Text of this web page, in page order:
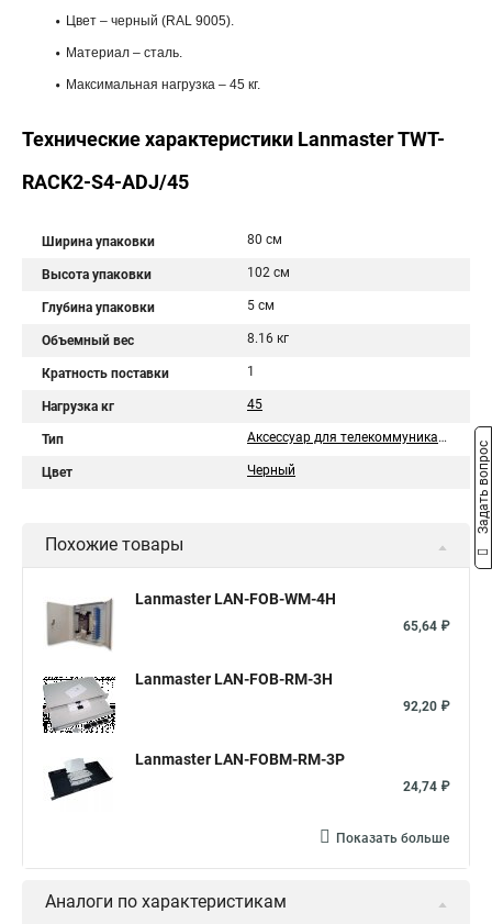
Цвет – черный (RAL 9005).
Материал – сталь.
Максимальная нагрузка – 45 кг.
Технические характеристики Lanmaster TWT-
RACK2-S4-ADJ/45
Ширина упаковки 80 см
Высота упаковки 102 см
Глубина упаковки 5 см
Объемный вес 8.16 кг
Кратность поставки 1
Нагрузка кг 45
Тип Аксессуар для телекоммуникационного шкафа
Цвет Черный
Похожие товары
Lanmaster LAN-FOB-WM-4H
65,64 ₽
Lanmaster LAN-FOB-RM-3H
92,20 ₽
Lanmaster LAN-FOBM-RM-3P
24,74 ₽
Показать больше
Аналоги по характеристикам
Задать вопрос